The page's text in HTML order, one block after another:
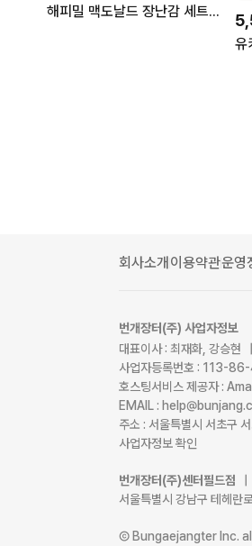
해피밀 맥도날드 장난감 세트 일괄
유
회사소개 이용약관운영
번개장터(주) 사업자정보
대표이사 : 최재화, 강승현
사업자등록번호 : 113-
호스팅서비스 제공자 :
EMAIL :
주소 : 서울특별시 서초구
사업자정보 확인
번개장터(주)센터필드점
서울특별시 강남구 테헤
Ⓒ Bungaejangter Inc.